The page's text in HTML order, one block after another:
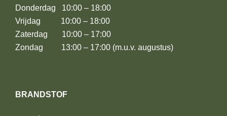
Donderdag 10:00 – 18:00
Vrijdag 10:00 – 18:00
Zaterdag 10:00 – 17:00
Zondag 13:00 – 17:00 (m.u.v. augustus)
BRANDSTOF